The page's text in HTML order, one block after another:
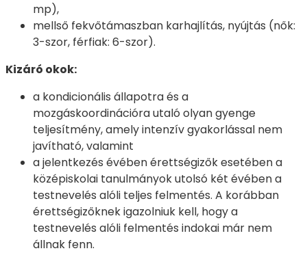
mp),
mellső fekvőtámaszban karhajlítás, nyújtás (nők:
3-szor, férfiak: 6-szor).
Kizáró okok:
a kondicionális állapotra és a
mozgáskoordinációra utaló olyan gyenge
teljesítmény, amely intenzív gyakorlással nem
javítható, valamint
a jelentkezés évében érettségizők esetében a
középiskolai tanulmányok utolsó két évében a
testnevelés alóli teljes felmentés. A korábban
érettségizőknek igazolniuk kell, hogy a
testnevelés alóli felmentés indokai már nem
állnak fenn.